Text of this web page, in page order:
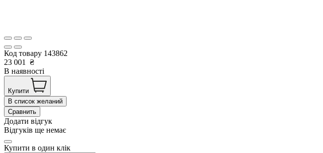
Код товару 143862
23 001
₴
В наявності
Купити
В список желаний
Сравнить
Додати відгук
Відгуків ще немає
Купити в один клік